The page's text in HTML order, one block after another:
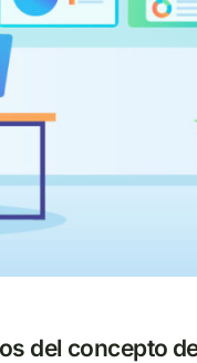
del concepto